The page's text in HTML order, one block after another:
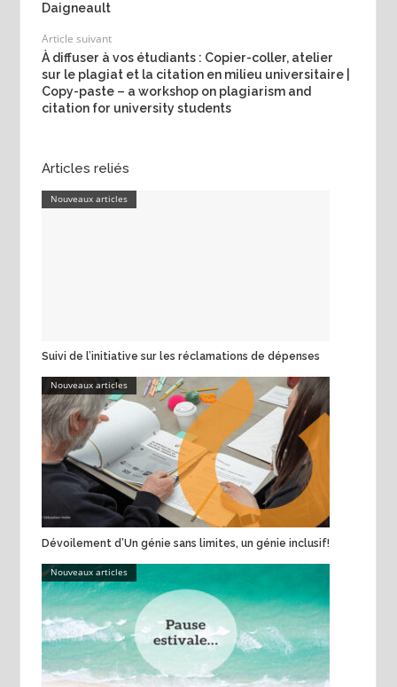
Daigneault
Article suivant
À diffuser à vos étudiants : Copier-coller, atelier
sur le plagiat et la citation en milieu universitaire |
Copy-paste – a workshop on plagiarism and
citation for university students
Articles reliés
Nouveaux articles
Suivi de l’initiative sur les réclamations de dépenses
Nouveaux articles
Dévoilement d’Un génie sans limites, un génie inclusif!
Nouveaux articles